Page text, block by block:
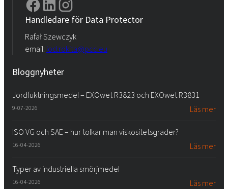
Handledare för Data Protector
Rafał Szewczyk
email: iod.rokita@pcc.eu
Bloggnyheter
Jordfuktningsmedel – EXOwet R3823 och EXOwet R3831
9-07-2026 Läs mer
ISO VG och SAE – hur tolkar man viskositetsgrader?
16-04-2026 Läs mer
Typer av industriella smörjmedel
16-04-2026 Läs mer